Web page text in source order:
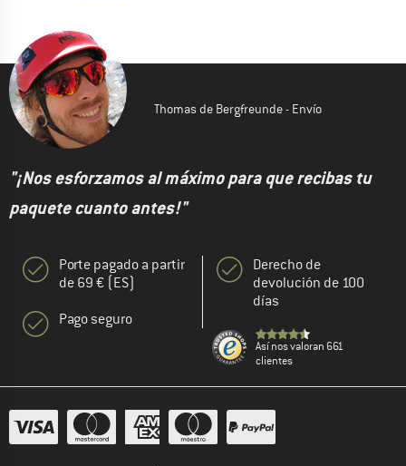
Thomas de Bergfreunde - Envío
"¡Nos esforzamos al máximo para que recibas tu
paquete cuanto antes!"
Porte pagado a partir
de 69 € (ES)
Pago seguro
Derecho de
devolución de 100
días
Así nos valoran 661
clientes